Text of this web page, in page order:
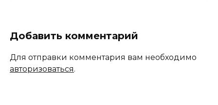
Добавить комментарий
Для отправки комментария вам необходимо
авторизоваться.